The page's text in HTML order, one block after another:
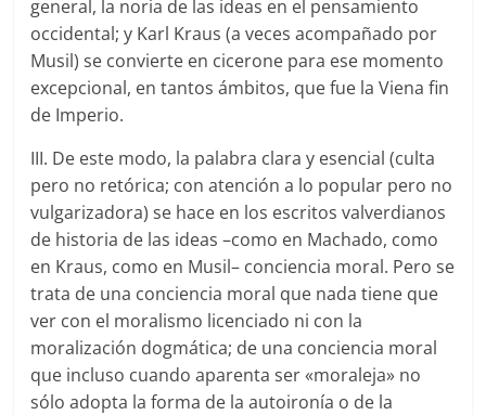
general, la noria de las ideas en el pensamiento
occidental; y Karl Kraus (a veces acompañado por
Musil) se convierte en cicerone para ese momento
excepcional, en tantos ámbitos, que fue la Viena fin
de Imperio.
III. De este modo, la palabra clara y esencial (culta
pero no retórica; con atención a lo popular pero no
vulgarizadora) se hace en los escritos valverdianos
de historia de las ideas –como en Machado, como
en Kraus, como en Musil– conciencia moral. Pero se
trata de una conciencia moral que nada tiene que
ver con el moralismo licenciado ni con la
moralización dogmática; de una conciencia moral
que incluso cuando aparenta ser «moraleja» no
sólo adopta la forma de la autoironía o de la